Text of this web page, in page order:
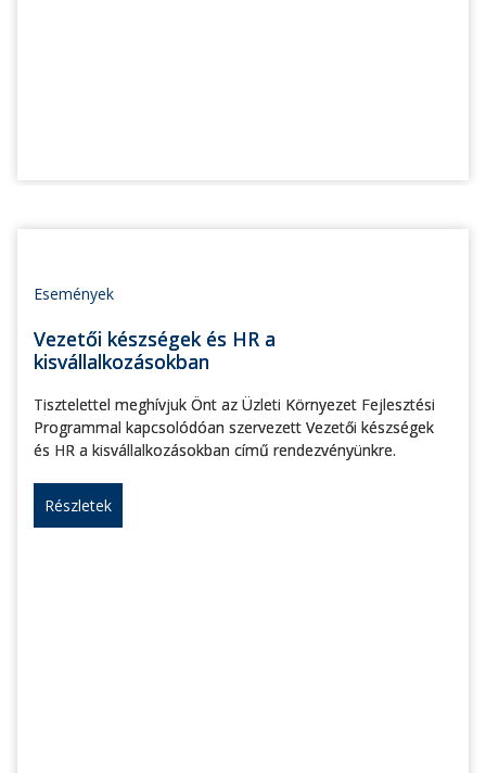
Események
Vezetői készségek és HR a
kisvállalkozásokban
Tisztelettel meghívjuk Önt az Üzleti Környezet Fejlesztési
Programmal kapcsolódóan szervezett Vezetői készségek
és HR a kisvállalkozásokban című rendezvényünkre.
Részletek